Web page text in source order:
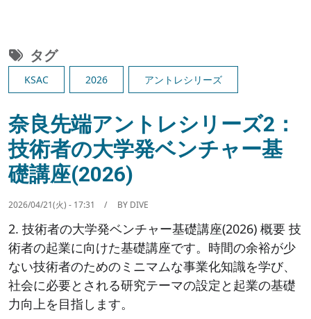
タグ
KSAC 2026 アントレシリーズ
奈良先端アントレシリーズ2：
技術者の大学発ベンチャー基
礎講座(2026)
2026/04/21(火) - 17:31 BY DIVE
2. 技術者の大学発ベンチャー基礎講座(2026) 概要 技
術者の起業に向けた基礎講座です。時間の余裕が少
ない技術者のためのミニマムな事業化知識を学び、
社会に必要とされる研究テーマの設定と起業の基礎
力向上を目指します。